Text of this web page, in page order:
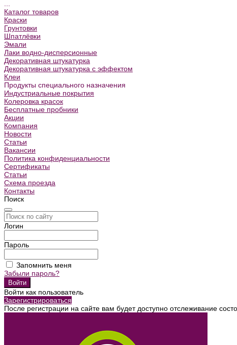
Каталог товаров
Краски
Грунтовки
Шпатлёвки
Эмали
Лаки водно-дисперсионные
Декоративная штукатурка
Декоративная штукатурка с эффектом
Клеи
Продукты специального назначения
Индустриальные покрытия
Колеровка красок
Бесплатные пробники
Акции
Компания
Новости
Статьи
Вакансии
Политика конфиденциальности
Сертификаты
Статьи
Схема проезда
Контакты
Поиск
Логин
Пароль
Запомнить меня
Забыли пароль?
Войти как пользователь
Зарегистрироваться
После регистрации на сайте вам будет доступно отслеживание